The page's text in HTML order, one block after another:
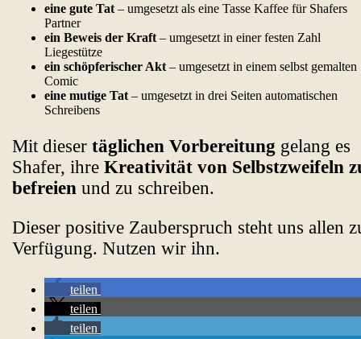
eine gute Tat – umgesetzt als eine Tasse Kaffee für Shafers
Partner
ein Beweis der Kraft – umgesetzt in einer festen Zahl
Liegestütze
ein schöpferischer Akt – umgesetzt in einem selbst gemalten
Comic
eine mutige Tat – umgesetzt in drei Seiten automatischen
Schreibens
Mit dieser täglichen Vorbereitung gelang es
Shafer, ihre Kreativität von Selbstzweifeln
befreien und zu schreiben.
Dieser positive Zauberspruch steht uns allen
Verfügung. Nutzen wir ihn.
teilen
teilen
teilen